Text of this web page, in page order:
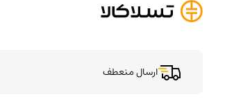
ارسال منعطف